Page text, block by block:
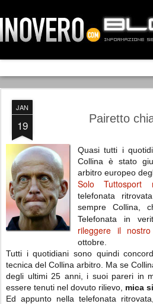
JAN
19 Pairetto
Quasi tutti i
Collina è stato
arbitro europeo
Solo Tuttosport
telefonata
sempre Collina,
Telefonata in
rileggere il
ottobre.
Tutti i quotidiani sono quindi
tecnica del Collina arbitro. Ma se
degli ultimi 25 anni, i suoi pareri in
essere tenuti nel dovuto rilievo, mica
Ed appunto nella telefonata